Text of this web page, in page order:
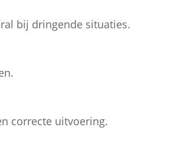
bij dringende situaties.
correcte uitvoering.